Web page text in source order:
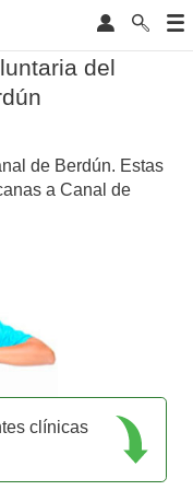
del
de Berdún. Estas
a Canal de
clínicas